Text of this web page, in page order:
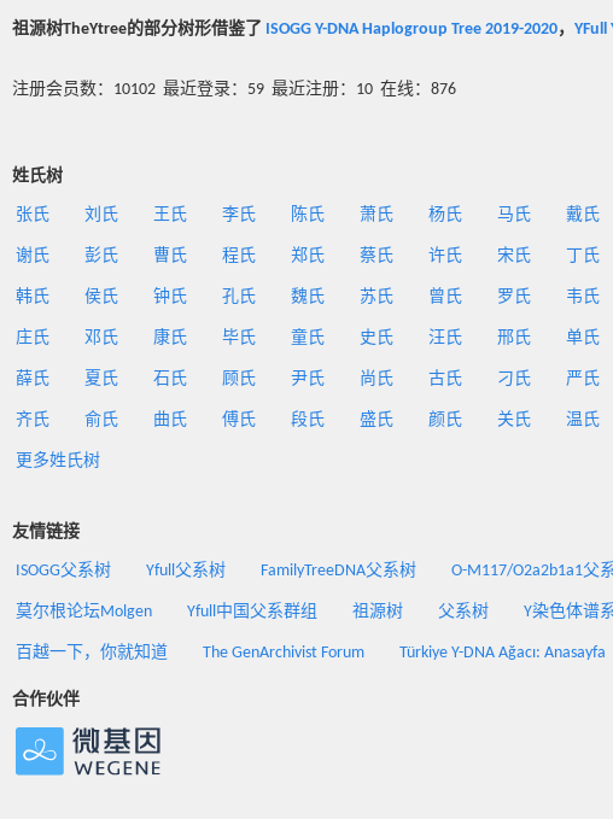
祖源树TheYtree的部分树形借鉴了 ISOGG Y-DNA Haplogroup Tree 2019-2020， YFull
注册会员数：10102 最近登录：59 最近注册：10 在线：876
姓氏树
张氏 刘氏 王氏 李氏 陈氏 萧氏 杨氏 马氏 戴氏
谢氏 彭氏 曹氏 程氏 郑氏 蔡氏 许氏 宋氏 丁氏
韩氏 侯氏 钟氏 孔氏 魏氏 苏氏 曾氏 罗氏 韦氏
庄氏 邓氏 康氏 毕氏 童氏 史氏 汪氏 邢氏 单氏
薛氏 夏氏 石氏 顾氏 尹氏 尚氏 古氏 刁氏 严氏
齐氏 俞氏 曲氏 傅氏 段氏 盛氏 颜氏 关氏 温氏
更多姓氏树
友情链接
ISOGG父系树 Yfull父系树 FamilyTreeDNA父系树 O-M117/O2a2b1a1父
莫尔根论坛Molgen Yfull中国父系群组 祖源树 父系树 Y染色体谱
百越一下，你就知道 The GenArchivist Forum Türkiye Y-DNA Ağacı: Anasayfa
合作伙伴